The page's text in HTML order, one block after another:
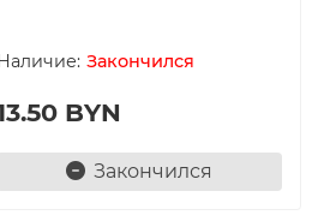
Закончился
BYN
Закончился